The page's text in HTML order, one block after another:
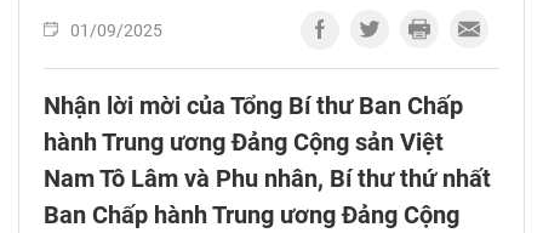
01/09/2025
Nhận lời mời của Tổng Bí thư Ban Chấp
hành Trung ương Đảng Cộng sản Việt
Nam Tô Lâm và Phu nhân, Bí thư thứ nhất
Ban Chấp hành Trung ương Đảng Cộng